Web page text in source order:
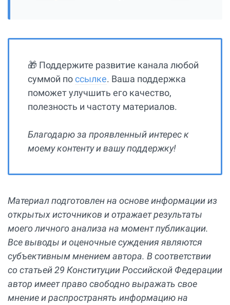
🎁 Поддержите развитие канала любой
суммой поссылке. Ваша поддержка
поможет улучшить его качество,
полезность и частоту материалов.
Благодарю за проявленный интерес к
моему контенту и вашу поддержку!
Материал подготовлен на основе информации из
открытых источников и отражает результаты
моего личного анализа на момент публикации.
Все выводы и оценочные суждения являются
субъективным мнением автора. В соответствии
со статьей 29 Конституции Российской Федерации
автор имеет право свободно выражать свое
мнение и распространять информацию на